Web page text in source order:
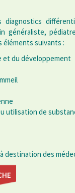
diagnostics
généraliste,
éléments suivants :
et du développement
utilisation de
destination des